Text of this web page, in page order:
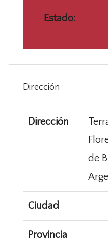
Estado:
Dirección
Dirección
de
Ciudad
Provincia